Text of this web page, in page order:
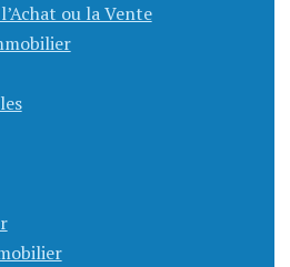
ou la Vente